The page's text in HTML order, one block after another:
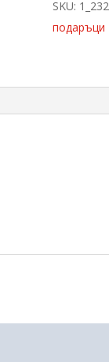
1
quantity
SKU: 1_232
подаръци